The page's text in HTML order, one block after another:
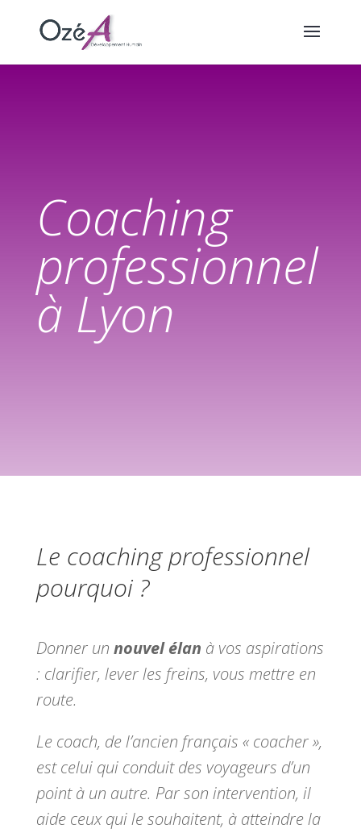
Coaching
professionnel
à Lyon
Le coaching professionnel
pourquoi ?
Donner un nouvel élan à vos aspirations
: clarifier, lever les freins, vous mettre en
route.
Le coach, de l’ancien français « coacher »,
est celui qui conduit des voyageurs d’un
point à un autre. Par son intervention, il
aide ceux qui le souhaitent, à atteindre la